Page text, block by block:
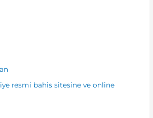
resmi bahis sitesine ve online